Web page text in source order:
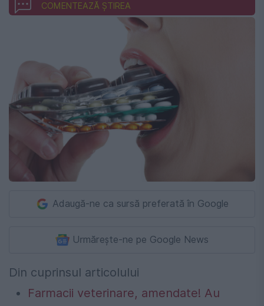
COMENTEAZĂ ȘTIREA
Adaugă-ne ca sursă preferată în Google
Urmărește-ne pe Google News
Din cuprinsul articolului
Farmacii veterinare, amendate! Au